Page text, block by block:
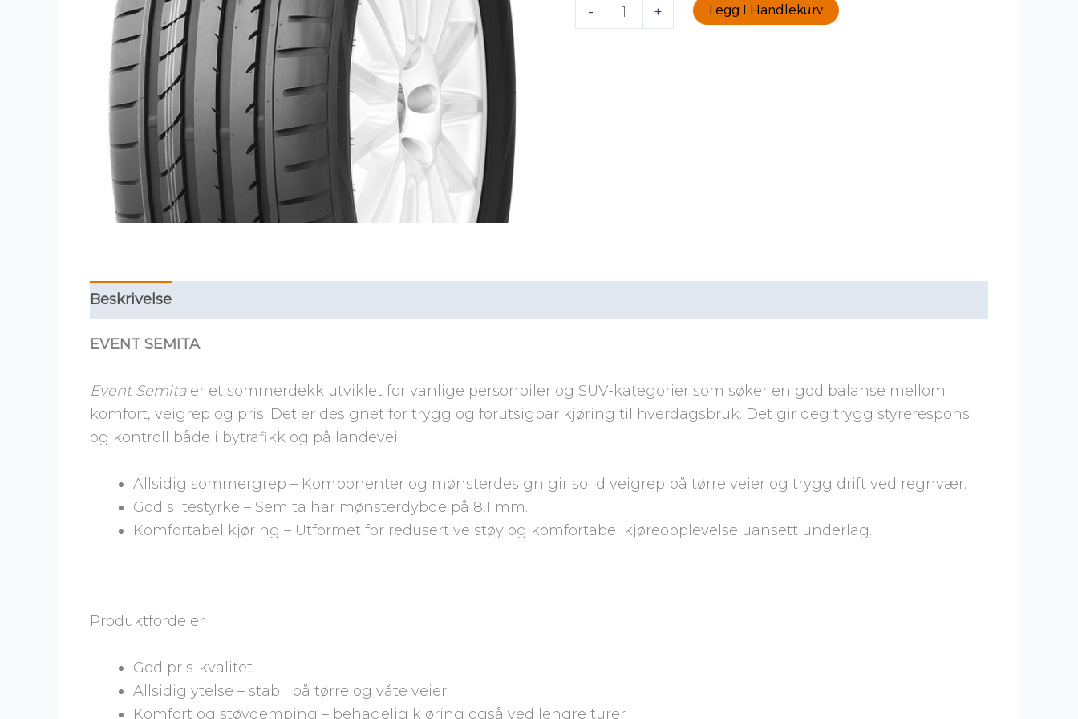
- + Legg I Handlekurv
Beskrivelse
EVENT SEMITA
Event Semitaer et sommerdekk utviklet for vanlige personbiler og SUV-kategorier som søker en god balanse mellom
komfort, veigrep og pris. Det er designet for trygg og forutsigbar kjøring til hverdagsbruk. Det gir deg trygg styrerespons
og kontroll både i bytrafikk og på landevei.
Allsidig sommergrep – Komponenter og mønsterdesign gir solid veigrep på tørre veier og trygg drift ved regnvær.
God slitestyrke – Semita har mønsterdybde på 8,1 mm.
Komfortabel kjøring – Utformet for redusert veistøy og komfortabel kjøreopplevelse uansett underlag.
Produktfordeler
God pris-kvalitet
Allsidig ytelse – stabil på tørre og våte veier
Komfort og støydemping – behagelig kjøring også ved lengre turer